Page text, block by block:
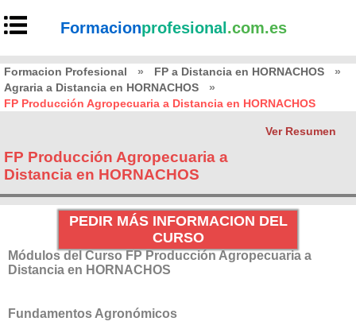
Formacionprofesional .com.es
Formacion Profesional » FP a Distancia en HORNACHOS
»
Agraria a Distancia en HORNACHOS
»
FP Producción Agropecuaria a Distancia en HORNACHOS
Ver Resumen
FP Producción Agropecuaria a
Distancia en HORNACHOS
PEDIR MÁS INFORMACION DEL
CURSO
Módulos del Curso FP Producción Agropecuaria a
Distancia en HORNACHOS
Fundamentos Agronómicos